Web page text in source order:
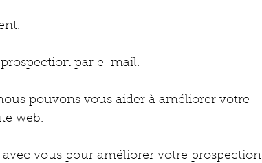
par e-mail.
pouvons vous aider à améliorer votre
web.
vous pour améliorer votre prospection